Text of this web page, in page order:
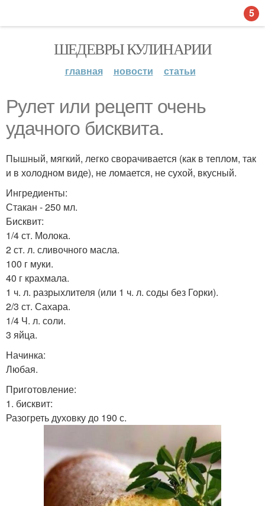
ШЕДЕВРЫ КУЛИНАРИИ
главная новости статьи
Рулет или рецепт очень
удачного бисквита.
Пышный, мягкий, легко сворачивается (как в теплом, так
и в холодном виде), не ломается, не сухой, вкусный.
Ингредиенты:
Стакан - 250 мл.
Бисквит:
1/4 ст. Молока.
2 ст. л. сливочного масла.
100 г муки.
40 г крахмала.
1 ч. л. разрыхлителя (или 1 ч. л. соды без Горки).
2/3 ст. Сахара.
1/4 Ч. л. соли.
3 яйца.
Начинка:
Любая.
Приготовление:
1. бисквит:
Разогреть духовку до 190 с.
5